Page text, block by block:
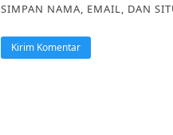
SIMPAN NAMA, EMAIL, DAN